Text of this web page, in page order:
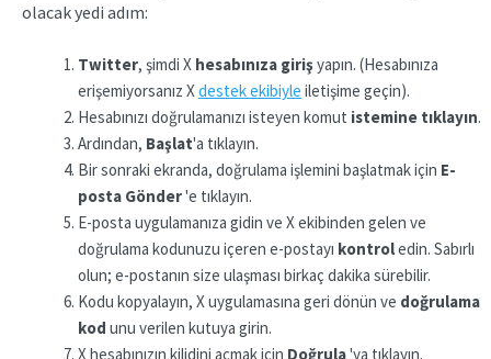
olacak yedi adım:
Twitter, şimdi X hesabınıza girişyapın. (Hesabınıza
erişemiyorsanız Xdestek ekibiyle iletişime geçin).
Hesabınızı doğrulamanızı isteyen komut istemine tıklayın.
Ardından, Başlat'a tıklayın.
Bir sonraki ekranda, doğrulama işlemini başlatmak için E-
posta Gönder'e tıklayın.
E-posta uygulamanıza gidin ve X ekibinden gelen ve
doğrulama kodunuzu içeren e-postayı kontroledin. Sabırlı
olun; e-postanın size ulaşması birkaç dakika sürebilir.
Kodu kopyalayın, X uygulamasına geri dönün ve doğrulama
kod unu verilen kutuya girin.
X hesabınızın kilidini açmak için Doğrula'ya tıklayın.